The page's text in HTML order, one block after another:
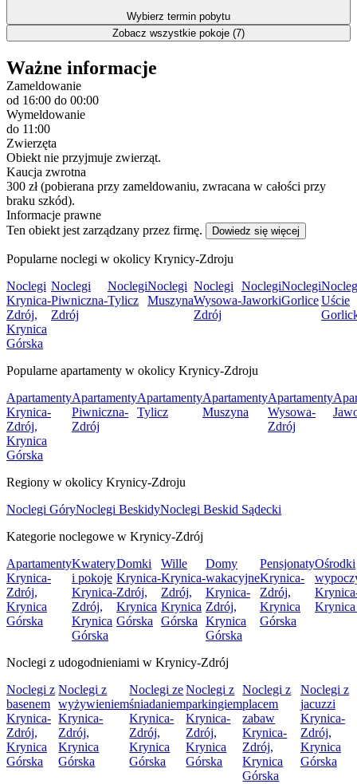
Wybierz termin pobytu
Zobacz wszystkie pokoje (7)
Ważne informacje
Zameldowanie
od 16:00 do 00:00
Wymeldowanie
do 11:00
Zwierzęta
Obiekt nie przyjmuje zwierząt.
Kaucja zwrotna
300 zł (pobierana przy zameldowaniu, zwracana w całości przy
braku szkód).
Informacje prawne
Ten obiekt jest zarządzany przez firmę.
Dowiedz się więcej
Popularne noclegi w okolicy Krynicy-Zdroju
Noclegi
Krynica-
Zdrój,
Krynica
Górska
Noclegi
Piwniczna-
Zdrój
Noclegi
Tylicz
Noclegi
Muszyna
Noclegi
Wysowa-
Zdrój
Noclegi
Jaworki
Noclegi
GorliceUście
Popularne apartamenty w okolicy Krynicy-Zdroju
Apartamenty
Krynica-
Zdrój,
Krynica
Górska
Apartamenty
Piwniczna-
Zdrój
Apartamenty
Tylicz
Apartamenty
Muszyna
Apartamenty
Wysowa-
Zdrój
Regiony w okolicy Krynicy-Zdroju
Noclegi GóryNoclegi BeskidyNoclegi Beskid Sądecki
Kategorie noclegowe w Krynicy-Zdrój
Apartamenty
Krynica-
Zdrój,
Krynica
Górska
Kwatery
i pokoje
Krynica-
Zdrój,
Krynica
Górska
Domki
Krynica-
Zdrój,
Krynica
Górska
Wille
Krynica-
Zdrój,
Krynica
Górska
Domy
wakacyjne
Krynica-
Zdrój,
Krynica
Górska
Pensjonaty
Krynica-
Zdrój,
Krynica
Górska
Ośrodki
Krynica
Noclegi z udogodnieniami w Krynicy-Zdrój
Noclegi z
basenem
Krynica-
Zdrój,
Krynica
Górska
Noclegi z
wyżywieniem
Krynica-
Zdrój,
Krynica
Górska
Noclegi ze
śniadaniem
Krynica-
Zdrój,
Krynica
Górska
Noclegi z
parkingiem
Krynica-
Zdrój,
Krynica
Górska
Noclegi z
placem
zabaw
Krynica-
Zdrój,
Krynica
Górska
Noclegi z
jacuzzi
Krynica-
Zdrój,
Krynica
Górska